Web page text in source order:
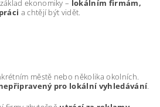
ekonomiky – lokálním firmám,
a chtějí být vidět.
městě nebo několika okolních.
pro lokální vyhledávání.